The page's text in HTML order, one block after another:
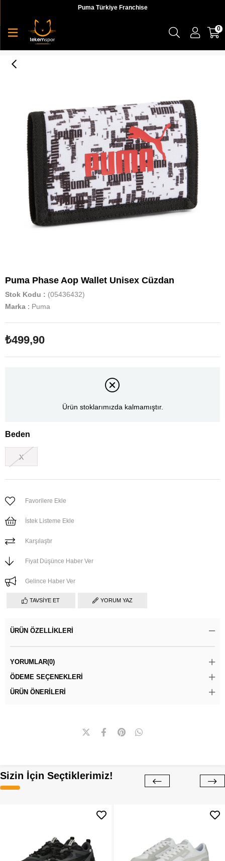
Puma Türkiye Franchise
0
Puma Phase Aop Wallet Unisex Cüzdan
Stok Kodu
(05436432)
Marka : Puma
₺499,90
Ürün stoklarımızda kalmamıştır.
Beden
X
Favorilere Ekle
İstek Listeme Ekle
Karşılaştır
Fiyat Düşünce Haber Ver
Gelince Haber Ver
TAVSIYE ET YORUM YAZ
ÜRÜN ÖZELLIKLERI
YORUMLAR(0)
ÖDEME SEÇENEKLERI
ÜRÜN ÖNERILERI
Sizin İçin Seçtiklerimiz!